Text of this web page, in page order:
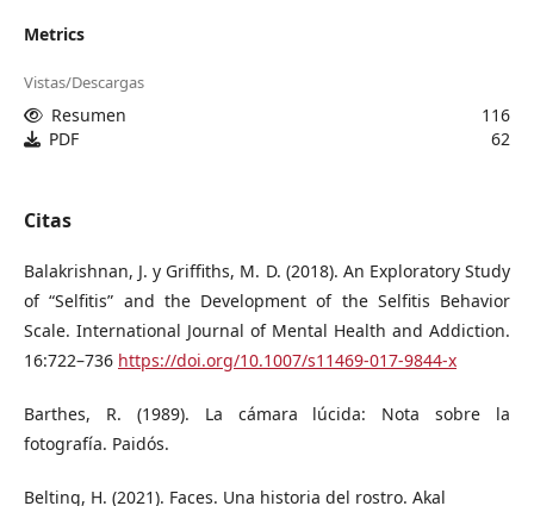
Metrics
Vistas/Descargas
Resumen
116
PDF
62
Citas
Balakrishnan, J. y Griffiths, M. D. (2018). An Exploratory Study
of “Selfitis” and the Development of the Selfitis Behavior
Scale. International Journal of Mental Health and Addiction.
16:722–736 https://doi.org/10.1007/s11469-017-9844-x
Barthes, R. (1989). La cámara lúcida: Nota sobre la
fotografía. Paidós.
Belting, H. (2021). Faces. Una historia del rostro. Akal